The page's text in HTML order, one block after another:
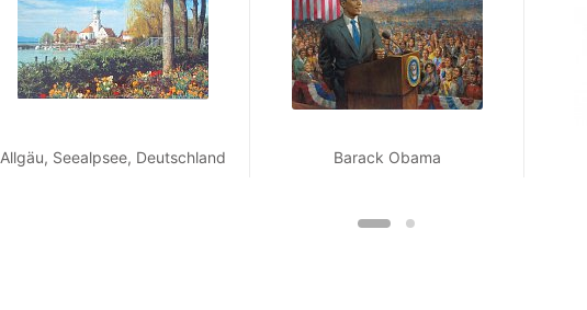
Allgäu, Seealpsee, Deutschland Barack Obama